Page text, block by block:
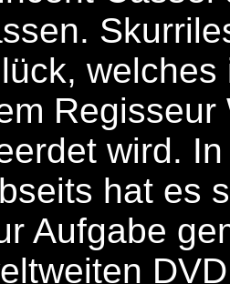
Regisseur
wird.
hat es
Aufgabe